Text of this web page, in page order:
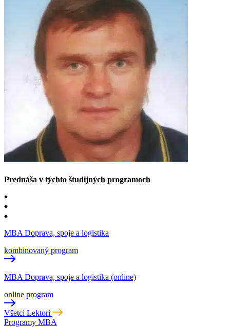
Prednáša v týchto študijných programoch
MBA Doprava, spoje a logistika
kombinovaný program
MBA Doprava, spoje a logistika (online)
online program
Všetci Lektori
Programy MBA